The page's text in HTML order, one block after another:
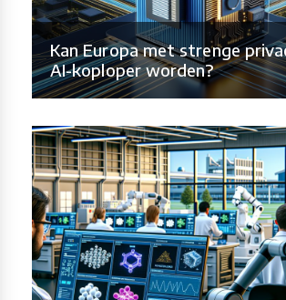
Kan Europa met strenge
AI-koploper worden?